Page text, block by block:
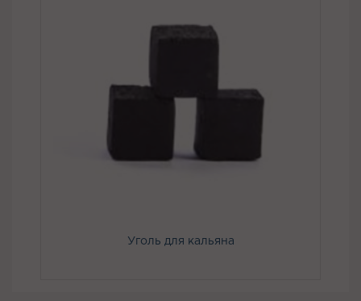
Уголь для кальяна